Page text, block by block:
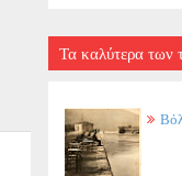
Τα καλύτερα των